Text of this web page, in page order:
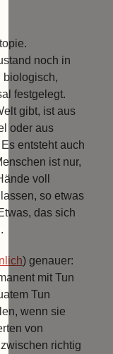
noch in
biologisch,
festgelegt.
gibt, ist aus
oder aus
entsteht auch
ist nur,
voll
so etwas
das sich
) genauer:
mit Tun
Tun
wenn sie
von
richtig